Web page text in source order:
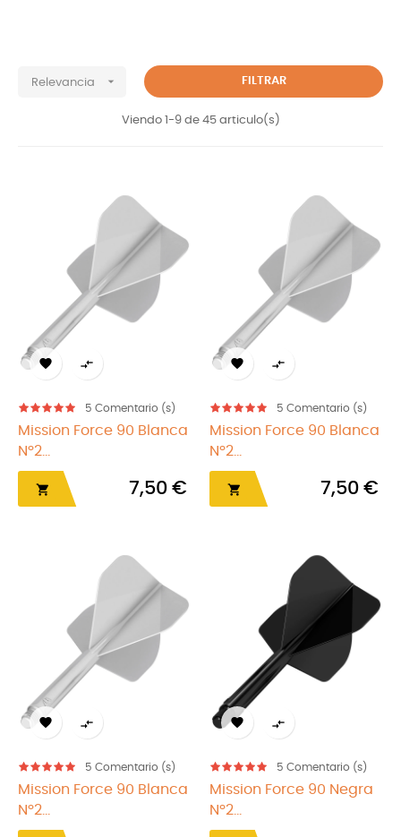
Relevancia  FILTRAR
Viendo 1-9 de 45 articulo(s)
 
5 Comentario (s)
Mission Force 90 Blanca
Nº2...
 7,50 €
 
5 Comentario (s)
Mission Force 90 Blanca
Nº2...
 7,50 €
 
5 Comentario (s)
Mission Force 90 Blanca
Nº2...
 
5 Comentario (s)
Mission Force 90 Negra
Nº2...